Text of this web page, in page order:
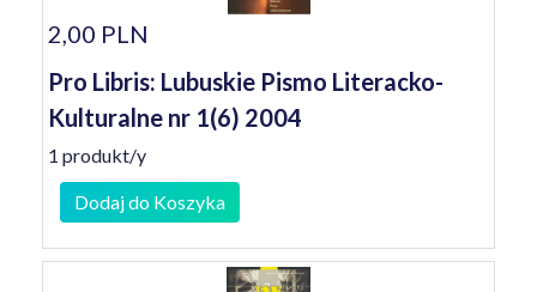
2,00 PLN
Pro Libris: Lubuskie Pismo Literacko-
Kulturalne nr 1(6) 2004
1 produkt/y
Dodaj do Koszyka